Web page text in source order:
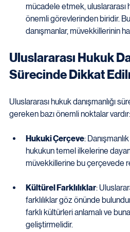
mücadele etmek, uluslararası
önemli görevlerinden biridir.
danışmanlar, müvekkillerinin
Uluslararası Hukuk
Sürecinde Dikkat
Uluslararası hukuk danışmanlığı
gereken bazı önemli noktalar vardır:
Hukuki Çerçeve:
hukukun temel ilkelerine
müvekkillerine bu çerçevede
Kültürel Farklılıklar:
farklılıklar göz önünde
farklı kültürleri anlamalı ve
geliştirmelidir.